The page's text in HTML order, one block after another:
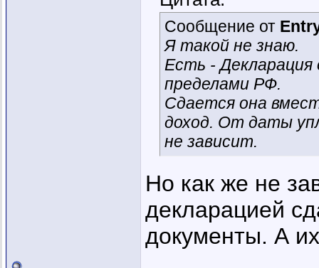
Сообщение от
Я такой не знаю.
Есть - Декларация
пределами РФ.
Сдается она
доход. От даты
не зависит.
Но как же не
декларацией
документы. А